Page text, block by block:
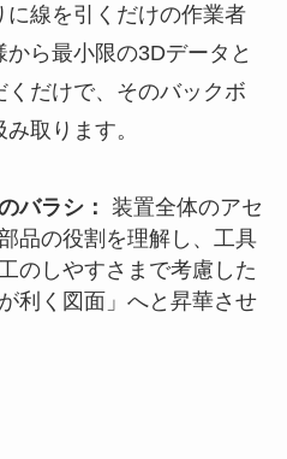
線を引くだけの作業者
ら最小限の3Dデータと
だけで、そのバックボ
取ります。
バラシ： 装置全体のアセ
品の役割を理解し、工具
のしやすさまで考慮した
利く図面」へと昇華させ